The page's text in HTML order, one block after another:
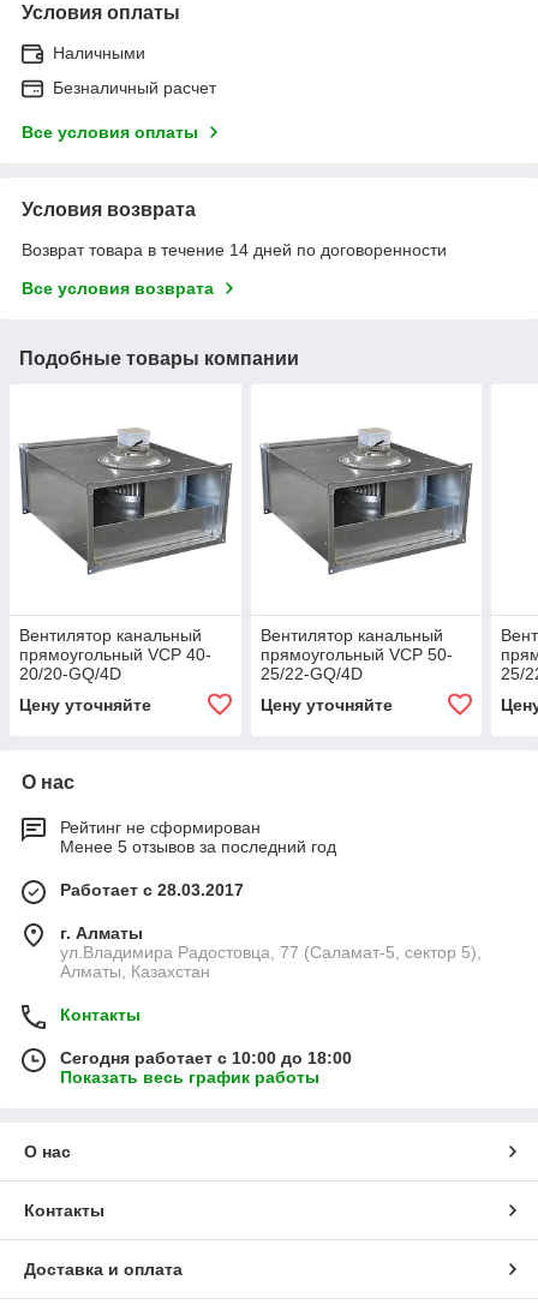
Условия оплаты
Наличными
Безналичный расчет
Все условия оплаты
Условия возврата
Возврат товара в течение 14 дней по договоренности
Все условия возврата
Подобные товары компании
Вентилятор канальный
прямоугольный VCP 40-
20/20-GQ/4D
Цену уточняйте
Вентилятор канальный
прямоугольный VCP 50-
25/22-GQ/4D
Цену уточняйте
25/
О нас
Рейтинг не сформирован
Менее 5 отзывов за последний год
Работает с 28.03.2017
г. Алматы
ул.Владимира Радостовца, 77 (Саламат-5, сектор 5),
Алматы, Казахстан
Контакты
Сегодня работает с 10:00 до 18:00
Показать весь график работы
О нас
Контакты
Доставка и оплата